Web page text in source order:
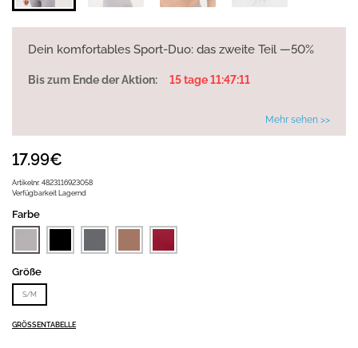
Dein komfortables Sport-Duo: das zweite Teil —50%
Bis zum Ende der Aktion: 15 tage 11:47:11
Mehr sehen >>
Artikelnr. 4823116923058
Verfügbarkeit Lagernd
17.99€
Farbe
Größe
S/M
GRÖSSENTABELLE